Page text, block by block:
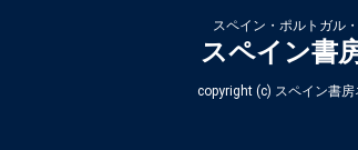
スペイン・ポルトガル
スペイン書
copyright (c) スペイン書